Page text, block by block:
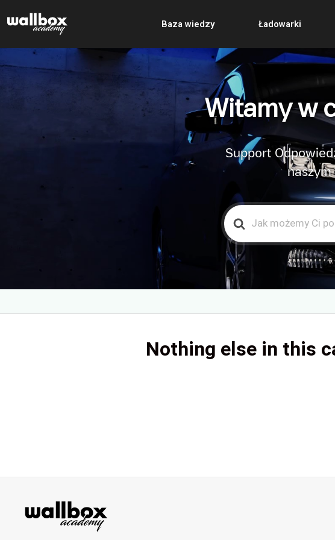
Baza wiedzy Ładowarki
Witamy w
Support
naszym
Search
For
Nothing else in this